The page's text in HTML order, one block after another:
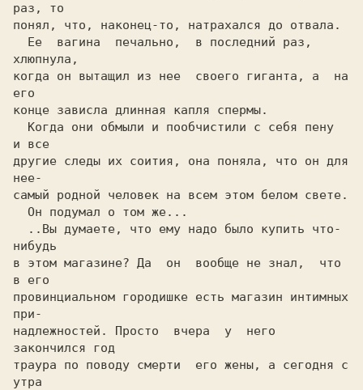
раз, то
понял, что, наконец-то, натрахался до отвала.
хлюпнула,
когда он вытащил из нее  своего гиганта, а  на
его
конце зависла длинная капля спермы.
и все
другие следы их соития, она поняла, что он для
нее-
самый родной человек на всем этом белом свете.
нибудь
в этом магазине? Да  он  вообще не знал,  что
в его
провинциальном городишке есть магазин интимных
при-
надлежностей. Просто  вчера  у  него
закончился год
траура по поводу смерти  его жены, а сегодня с
утра